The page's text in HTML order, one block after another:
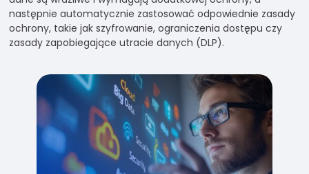
następnie automatycznie zastosować odpowiednie zasady
ochrony, takie jak szyfrowanie, ograniczenia dostępu czy
zasady zapobiegające utracie danych (DLP).